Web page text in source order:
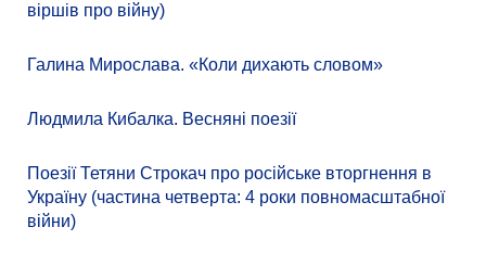
віршів про війну)
Галина Мирослава. «Коли дихають словом»
Людмила Кибалка. Весняні поезії
Поезії Тетяни Строкач про російське вторгнення в
Україну (частина четверта: 4 роки повномасштабної
війни)